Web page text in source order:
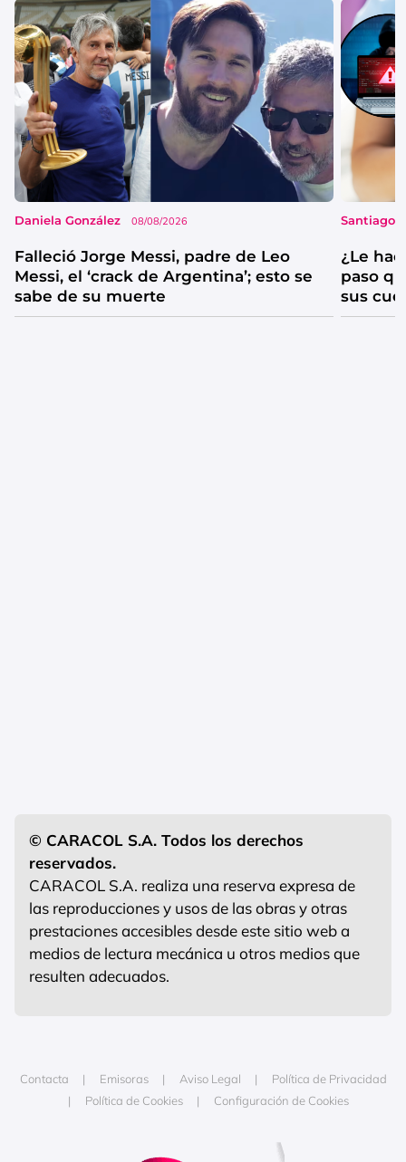
Daniela González 08/08/2026
Falleció Jorge Messi, padre de Leo
Messi, el ‘crack de Argentina’; esto se
sabe de su muerte
Santiago
¿Le
paso
sus
© CARACOL S.A. Todos los derechos
reservados.
CARACOL S.A. realiza una reserva expresa de
las reproducciones y usos de las obras y otras
prestaciones accesibles desde este sitio web a
medios de lectura mecánica u otros medios que
resulten adecuados.
Contacta Emisoras Aviso Legal
Política de Privacidad
Política de Cookies
Configuración de Cookies